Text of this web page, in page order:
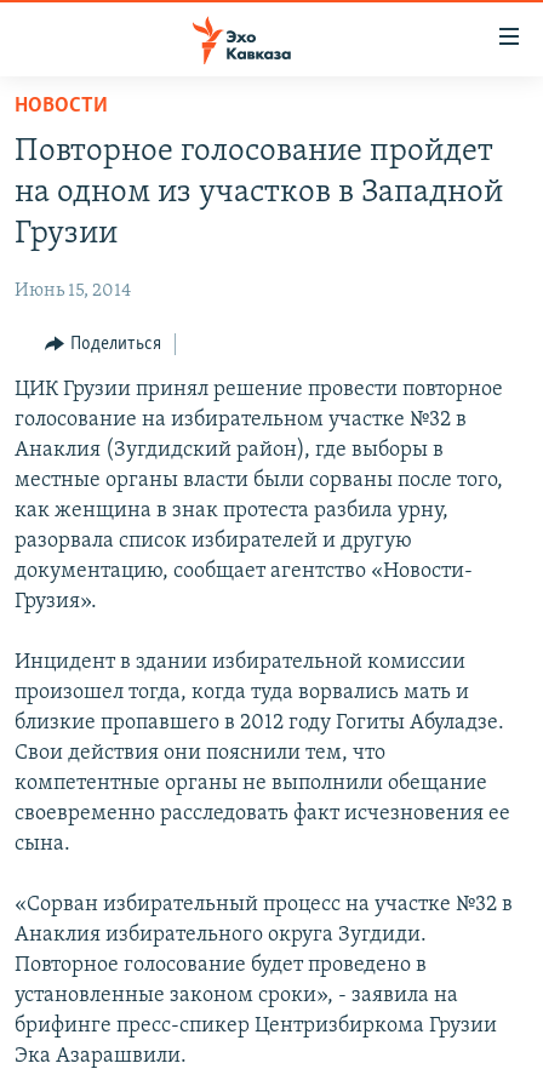
Вернуться
основному
содержанию
Вернутся
главной
Вернутся
поиску
ТБИЛИСИ
СУХУМИ
ВЕСЬ КАВКАЗ
СЕВЕРНЫЙ КАВКАЗ
АРМЕНИЯ
АЗЕРБАЙДЖАН
ТЕМЫ
ПОЛИТИКА
ЭКОНОМИКА
ОБЩЕСТВО
КУЛЬТУРА
СПОРТ
МИР
РУБРИКИ
НЕКРУГЛЫЙ СТОЛ
ГОСТЬ НЕДЕЛИ
ПОЗИЦИЯ
БЛОГИ
ГОЛОСА
ЧИТАЕМ ПРЕССУ
МУЛЬТИМЕДИА
ВИДЕО
ФОТО
АУДИО
ПОДКАСТЫ
АРХИВ РАДИОПРОГРАММЫ
ПРИСОЕДИНЯЙТЕСЬ!
Все сайты РСЕ/РС
НОВОСТИ
Повторное голосование пройдет
на одном из участков в Западной
Грузии
Июнь 15, 2014
Поделиться
ЦИК Грузии принял решение провести повторное
голосование на избирательном участке №32 в
Анаклия (Зугдидский район), где выборы в
местные органы власти были сорваны после того,
как женщина в знак протеста разбила урну,
разорвала список избирателей и другую
документацию, сообщает агентство «Новости-
Грузия».
Инцидент в здании избирательной комиссии
произошел тогда, когда туда ворвались мать и
близкие пропавшего в 2012 году Гогиты Абуладзе.
Свои действия они пояснили тем, что
компетентные органы не выполнили обещание
своевременно расследовать факт исчезновения ее
сына.
«Сорван избирательный процесс на участке №32 в
Анаклия избирательного округа Зугдиди.
Повторное голосование будет проведено в
установленные законом сроки», - заявила на
брифинге пресс-спикер Центризбиркома Грузии
Эка Азарашвили.